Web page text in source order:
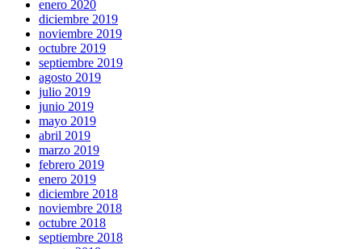
enero 2020
diciembre 2019
noviembre 2019
octubre 2019
septiembre 2019
agosto 2019
julio 2019
junio 2019
mayo 2019
abril 2019
marzo 2019
febrero 2019
enero 2019
diciembre 2018
noviembre 2018
octubre 2018
septiembre 2018